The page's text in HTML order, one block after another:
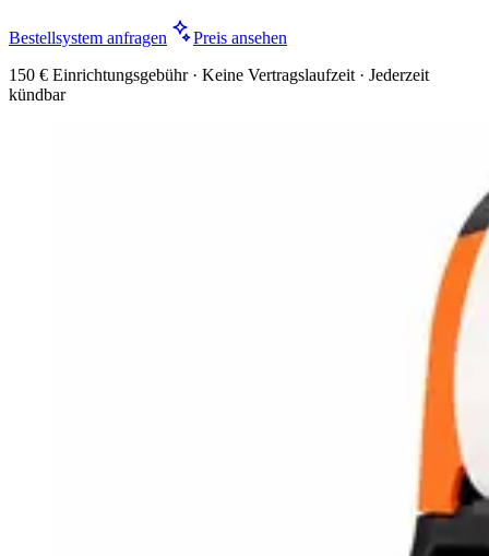
Bestellsystem anfragen
Preis ansehen
150 € Einrichtungsgebühr · Keine Vertragslaufzeit · Jederzeit
kündbar